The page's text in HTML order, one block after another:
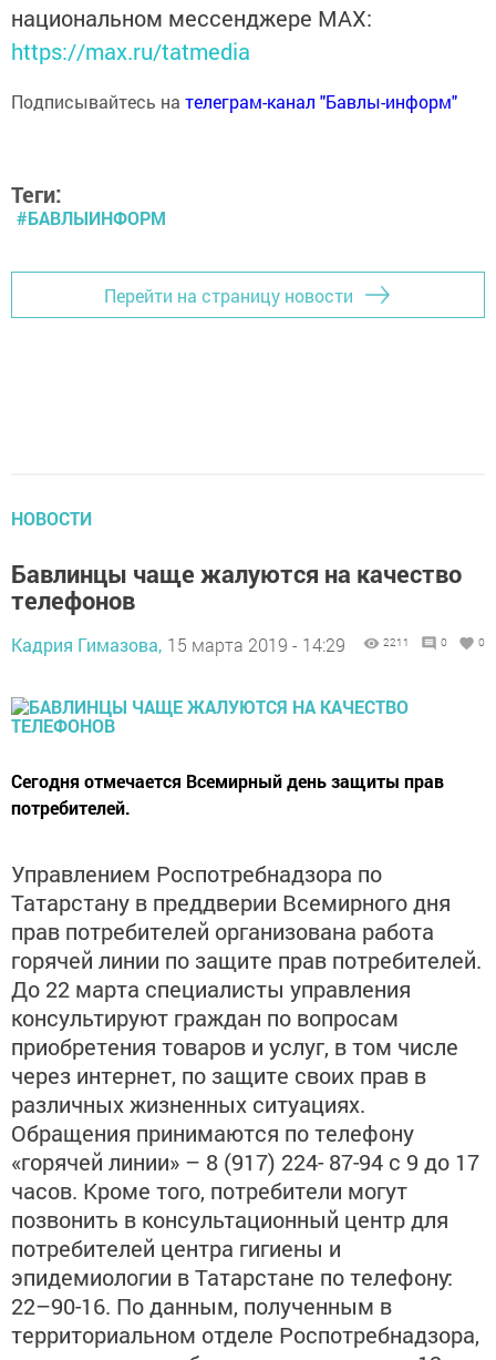
национальном мессенджере MАХ:
https://max.ru/tatmedia
Подписывайтесь на телеграм-канал "Бавлы-информ"
Теги:
#БАВЛЫИНФОРМ
Перейти на страницу новости
НОВОСТИ
Бавлинцы чаще жалуются на качество
телефонов
Кадрия Гимазова, 15 марта 2019 - 14:29 2211 0 0
Сегодня отмечается Всемирный день защиты прав
потребителей.
Управлением Роспотребнадзора по
Татарстану в преддверии Всемирного дня
прав потребителей организована работа
горячей линии по защите прав потребителей.
До 22 марта специалисты управления
консультируют граждан по вопросам
приобретения товаров и услуг, в том числе
через интернет, по защите своих прав в
различных жизненных ситуациях.
Обращения принимаются по телефону
«горячей линии» – 8 (917) 224- 87-94 с 9 до 17
часов. Кроме того, потребители могут
позвонить в консультационный центр для
потребителей центра гигиены и
эпидемиологии в Татарстане по телефону:
22–90-16. По данным, полученным в
территориальном отделе Роспотребнадзора,